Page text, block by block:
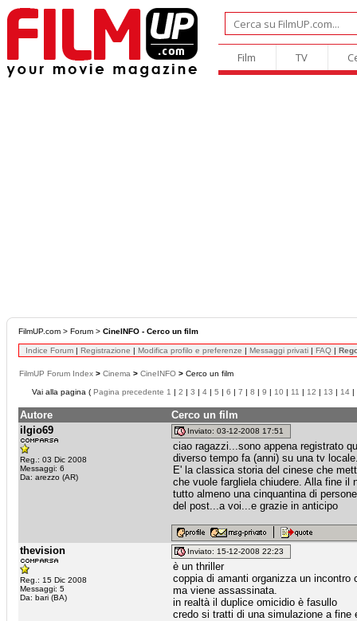
Film TV
FilmUP.com > Forum > CineINFO - Cerco un film
Indice Forum | Registrazione | Modifica profilo e preferenze | Messaggi privati | FAQ |
FilmUP Forum Index > Cinema > CineINFO > Cerco un film
Vai alla pagina ( Pagina precedente 1 | 2 | 3 | 4 | 5 | 6 | 7 | 8 | 9 | 10 | 11 | 12 | 13 | 14 |
Autore
Cerco un film
ilgio69
Reg.: 03 Dic 2008
Messaggi: 6
Da: arezzo (AR)
Inviato: 03-12-2008 17:51
ciao ragazzi...sono appena registrato
diverso tempo fa (anni) su una tv
E' la classica storia del cinese che
che vuole fargliela chiudere. Alla fine il
tutto almeno una cinquantina di
del post...a voi...e grazie in anticipo
thevision
Reg.: 15 Dic 2008
Messaggi: 5
Da: bari (BA)
Inviato: 15-12-2008 22:23
è un thriller
coppia di amanti organizza un
ma viene assassinata.
in realtà il duplice omicidio è fasullo
credo si tratti di una simulazione a fine